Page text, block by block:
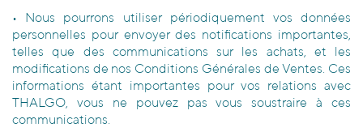
• Nous pourrons utiliser périodiquement vos données
personnelles pour envoyer des notifications importantes,
telles que des communications sur les achats, et les
modifications de nos Conditions Générales de Ventes. Ces
informations étant importantes pour vos relations avec
THALGO, vous ne pouvez pas vous soustraire à ces
communications.